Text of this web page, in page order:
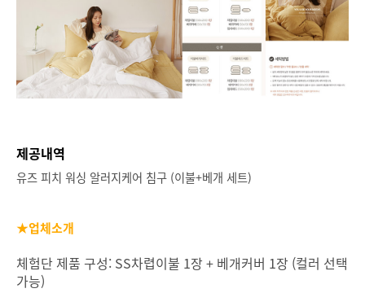
제공내역
유즈 피치 워싱 알러지케어 침구 (이불+베개 세트)
★업체소개
체험단 제품 구성: SS차렵이불 1장 + 베개커버 1장 (컬러 선택
가능)